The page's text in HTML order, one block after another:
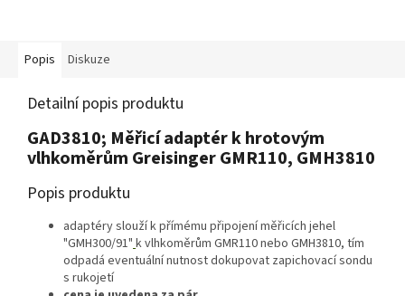
Popis
Diskuze
Detailní popis produktu
GAD3810; Měřicí adaptér k hrotovým
vlhkoměrům Greisinger GMR110, GMH3810
Popis produktu
adaptéry slouží k přímému připojení měřicích jehel
"GMH300/91" k vlhkoměrům GMR110 nebo GMH3810, tím
odpadá eventuální nutnost dokupovat zapichovací sondu
s rukojetí